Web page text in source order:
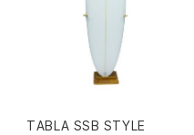
TABLA SSB STYLE